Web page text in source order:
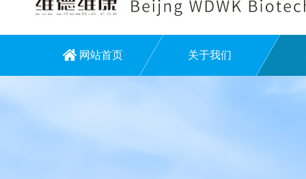
网站首页 关于我们